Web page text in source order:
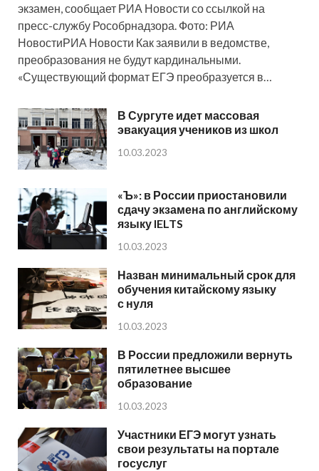
экзамен, сообщает РИА Новости со ссылкой на
пресс-службу Рособрнадзора. Фото: РИА
НовостиРИА Новости Как заявили в ведомстве,
преобразования не будут кардинальными.
«Существующий формат ЕГЭ преобразуется в…
В Сургуте идет массовая
эвакуация учеников из школ
10.03.2023
«Ъ»: в России приостановили
сдачу экзамена по английскому
языку IELTS
10.03.2023
Назван минимальный срок для
обучения китайскому языку
с нуля
10.03.2023
В России предложили вернуть
пятилетнее высшее
образование
10.03.2023
Участники ЕГЭ могут узнать
свои результаты на портале
госуслуг